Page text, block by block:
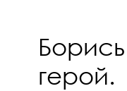
герой.